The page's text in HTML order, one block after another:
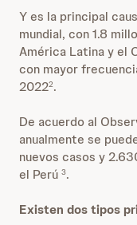
Y es la principal
mundial, con 1.8
América Latina y el
con mayor
20222.
De acuerdo al
anualmente se
nuevos casos y
el Perú 3.
Existen dos tipos